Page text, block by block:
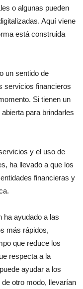
o algunas pueden
Aquí viene
está construida
un sentido de
servicios financieros
Si tienen un
para brindarles
y el uso de
ha llevado a que los
financieras y
ha ayudado a las
más rápidos,
que reduce los
respecta a la
ayudar a los
otro modo, llevarían